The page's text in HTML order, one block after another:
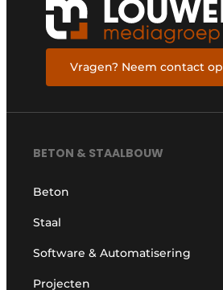
Vragen? Neem contact op
BETON & STAALBOUW
Beton
Staal
Software & Automatisering
Projecten